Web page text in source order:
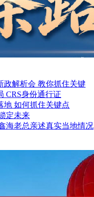
政解析会 教你抓住关键
CRS身份通行证
地 如何抓住关键点
定未来
海老总亲述真实当地情况